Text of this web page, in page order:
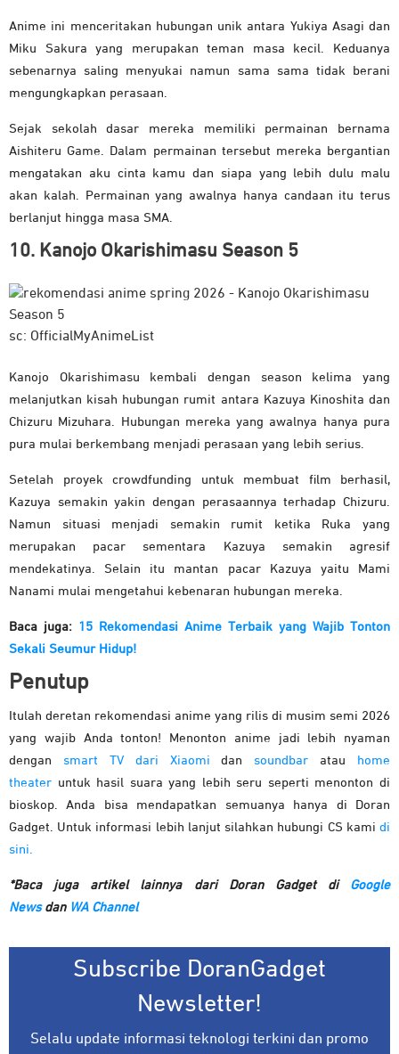
Anime ini menceritakan hubungan unik antara Yukiya Asagi dan
Miku Sakura yang merupakan teman masa kecil. Keduanya
sebenarnya saling menyukai namun sama sama tidak berani
mengungkapkan perasaan.
Sejak sekolah dasar mereka memiliki permainan bernama
Aishiteru Game. Dalam permainan tersebut mereka bergantian
mengatakan aku cinta kamu dan siapa yang lebih dulu malu
akan kalah. Permainan yang awalnya hanya candaan itu terus
berlanjut hingga masa SMA.
10. Kanojo Okarishimasu Season 5
sc: OfficialMyAnimeList
Kanojo Okarishimasu kembali dengan season kelima yang
melanjutkan kisah hubungan rumit antara Kazuya Kinoshita dan
Chizuru Mizuhara. Hubungan mereka yang awalnya hanya pura
pura mulai berkembang menjadi perasaan yang lebih serius.
Setelah proyek crowdfunding untuk membuat film berhasil,
Kazuya semakin yakin dengan perasaannya terhadap Chizuru.
Namun situasi menjadi semakin rumit ketika Ruka yang
merupakan pacar sementara Kazuya semakin agresif
mendekatinya. Selain itu mantan pacar Kazuya yaitu Mami
Nanami mulai mengetahui kebenaran hubungan mereka.
Baca juga: 15 Rekomendasi Anime Terbaik yang Wajib Tonton
Sekali Seumur Hidup!
Penutup
Itulah deretan rekomendasi anime yang rilis di musim semi 2026
yang wajib Anda tonton! Menonton anime jadi lebih nyaman
dengan smart TV dari Xiaomidan soundbar atau
home
theater untuk hasil suara yang lebih seru seperti menonton di
bioskop. Anda bisa mendapatkan semuanya hanya di Doran
Gadget. Untuk informasi lebih lanjut silahkan hubungi CS kami di
sini.
*Baca juga artikel lainnya dari Doran Gadget di Google
Newsdan WA Channel
Subscribe DoranGadget
Newsletter!
Selalu update informasi teknologi terkini dan promo